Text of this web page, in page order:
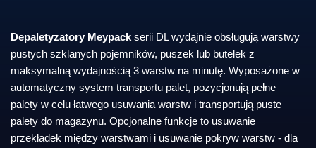
Depaletyzatory Meypack serii DL wydajnie obsługują warstwy
pustych szklanych pojemników, puszek lub butelek z
maksymalną wydajnością 3 warstw na minutę. Wyposażone w
automatyczny system transportu palet, pozycjonują pełne
palety w celu łatwego usuwania warstw i transportują puste
palety do magazynu. Opcjonalne funkcje to usuwanie
przekładek między warstwami i usuwanie pokryw warstw - dla